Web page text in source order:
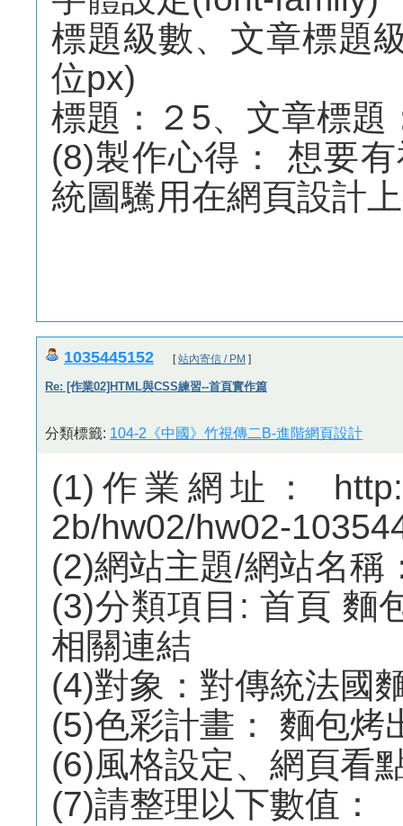
標題級數、文章標題
位px)
標題：２5、文章標題
(8)製作心得： 想要
統圖驣用在網頁設計
1035445152 [站內寄信 / PM ]
Re: [作業02]HTML與CSS練習--首頁實作篇
分類標籤: 104-2《中國》竹視傳二B-進階網頁設計
(1)作業網址：
2b/hw02/hw02-
(2)網站主題/網站名稱
(3)分類項目: 首頁 麵
相關連結
(4)對象：對傳統法國
(5)色彩計畫： 麵包烤
(6)風格設定、網頁看
(7)請整理以下數值：